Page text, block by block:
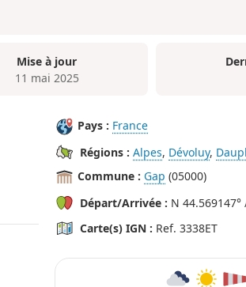
Mise à jour
11 mai 2025
Pays : France
Régions : Alpes, Dévoluy,
Commune : Gap (05000)
Départ/Arrivée : N 44.569147°
Carte(s) IGN : Ref. 3338ET